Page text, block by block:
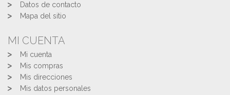
Datos de contacto
Mapa del sitio
MI CUENTA
Mi cuenta
Mis compras
Mis direcciones
Mis datos personales